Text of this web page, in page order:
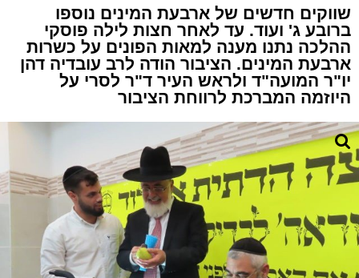
שווקים חדשים של ארבעת המינים נוספו
ברובע ג' ועוד. עד לאחר חצות לילה פוסקי
ההלכה נתנו מענה למאות הפונים על כשרות
ארבעת המינים. הציבור הודה לרב עובדיה דהן
יו"ר המועה"ד ולראש העיר ד"ר לסרי על
היוזמה המברכת לרווחת הציבור